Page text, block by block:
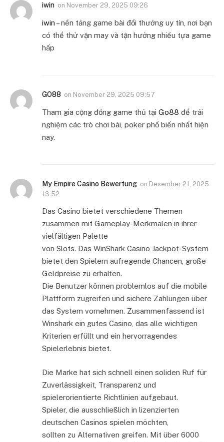
iwin on November 29, 2025 09:26
iwin – nền tảng game bài đổi thưởng uy tín, nơi bạn
có thể thử vận may và tận hưởng nhiều tựa game
hấp
GO88 on November 29, 2025 09:57
Tham gia cộng đồng game thủ tại Go88 để trải
nghiệm các trò chơi bài, poker phổ biến nhất hiện
nay.
My Empire Casino Bewertung on Desember 21, 2025
13:52
Das Casino bietet verschiedene Themen
zusammen mit Gameplay-Merkmalen in ihrer
vielfältigen Palette
von Slots. Das WinShark Casino Jackpot-System
bietet den Spielern aufregende Chancen, große
Geldpreise zu erhalten.
Die Benutzer können problemlos auf die mobile
Plattform zugreifen und sichere Zahlungen über
das System vornehmen. Zusammenfassend ist
Winshark ein gutes Casino, das alle wichtigen
Kriterien erfüllt und ein hervorragendes
Spielerlebnis bietet.
Die Marke hat sich schnell einen soliden Ruf für
Zuverlässigkeit, Transparenz und
spielerorientierte Richtlinien aufgebaut.
Spieler, die ausschließlich in lizenzierten
deutschen Casinos spielen möchten,
sollten zu Alternativen greifen. Mit über 6000